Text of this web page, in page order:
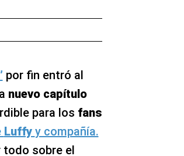
por fin entró al
nuevo capítulo
para los fans
Luffy y compañía.
todo sobre el